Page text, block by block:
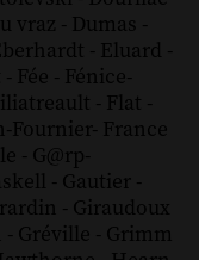
vraz - Dumas -
- Eluard -
- Fée - Fénice-
- Flat -
Fournier- France
- G@rp-
- Gautier -
- Giraudoux
- Gréville - Grimm